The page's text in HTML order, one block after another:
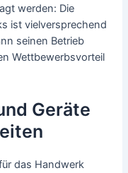
werden: Die
ist vielversprechend
seinen Betrieb
Wettbewerbsvorteil
Geräte
das Handwerk